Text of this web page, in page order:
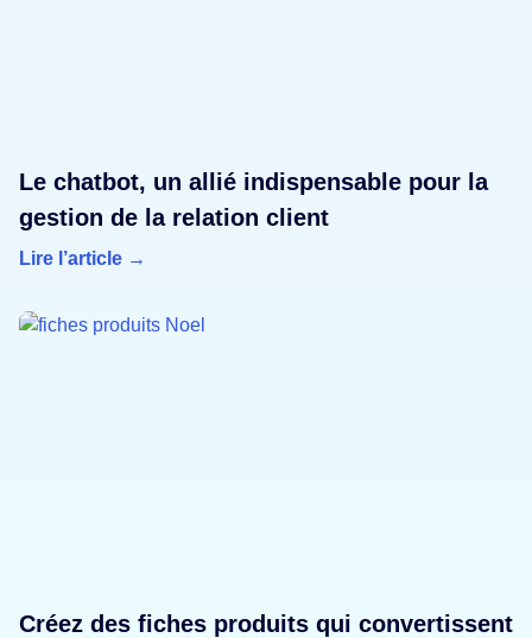
Le chatbot, un allié indispensable pour la
gestion de la relation client
Lire l’article →
Créez des fiches produits qui convertissent